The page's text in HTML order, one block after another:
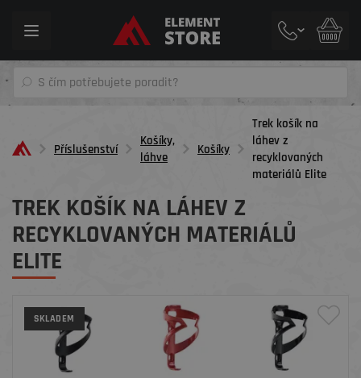
Toggle
Příslušenství
Košíky,
láhve
Košíky
Trek košík na
láhev z
recyklovaných
materiálů Elite
TREK KOŠÍK NA LÁHEV Z
RECYKLOVANÝCH MATERIÁLŮ
ELITE
SKLADEM